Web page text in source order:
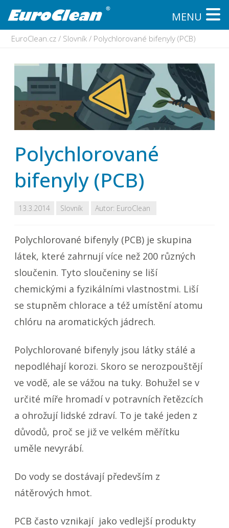
MENU
EuroClean.cz / Slovník / Polychlorované bifenyly (PCB)
Polychlorované
bifenyly (PCB)
13.3.2014 Slovník Autor: EuroClean
Polychlorované bifenyly (PCB) je skupina
látek, které zahrnují více než 200 různých
sloučenin. Tyto sloučeniny se liší
chemickými a fyzikálními vlastnostmi. Liší
se stupněm chlorace a též umístění atomu
chlóru na aromatických jádrech.
Polychlorované bifenyly jsou látky stálé a
nepodléhají korozi. Skoro se nerozpouštějí
ve vodě, ale se vážou na tuky. Bohužel se v
určité míře hromadí v potravních řetězcích
a ohrožují lidské zdraví. To je také jeden z
důvodů, proč se již ve velkém měřítku
uměle nevyrábí.
Do vody se dostávají především z
nátěrových hmot.
PCB často vznikají jako vedlejší produkty